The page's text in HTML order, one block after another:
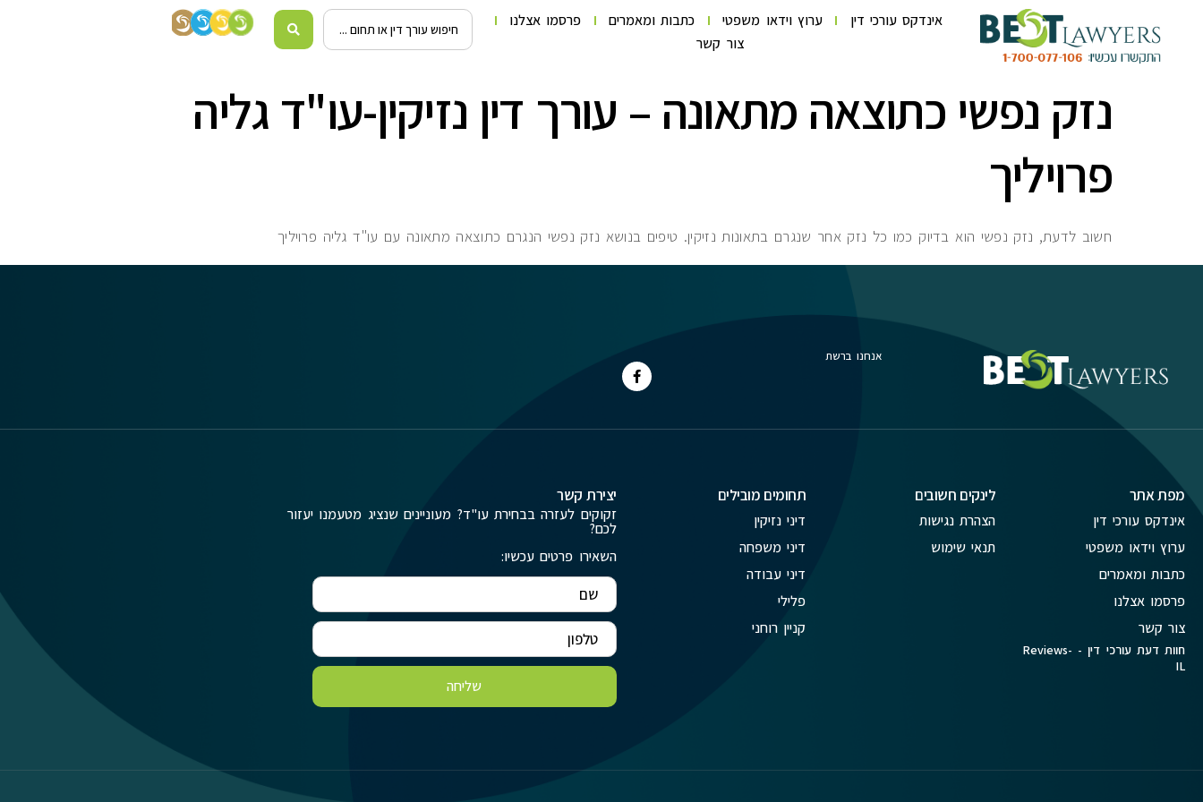
אינדקס עורכי דין ערוץ וידאו משפטי כתבות ומאמרים
פרסמו אצלנו
צור קשר
נזק נפשי כתוצאה מתאונה – עורך דין נזיקין-עו"ד גליה
פרויליך
חשוב לדעת, נזק נפשי הוא בדיוק כמו כל נזק אחר שנגרם בתאונות נזיקין. טיפים בנושא נזק נפשי הנגרם כתוצאה מתאונה עם עו"ד גליה פרויליך
אנחנו ברשת
מפת אתר
אינדקס עורכי דין
ערוץ וידאו משפטי
כתבות ומאמרים
פרסמו אצלנו
צור קשר
חוות דעת עורכי דין - Reviews-
IL
לינקים חשובים
הצהרת נגישות
תנאי שימוש
תחומים מובילים
דיני נזיקין
דיני משפחה
דיני עבודה
פלילי
קניין רוחני
יצירת קשר
זקוקים לעזרה בבחירת עו"ד? מעוניינים שנציג מטעמנו יעזור
לכם?
השאירו פרטים עכשיו:
שליחה